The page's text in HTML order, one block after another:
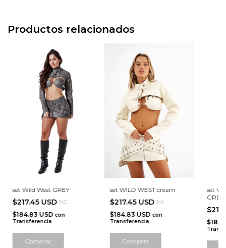
Productos relacionados
set Wild West GREY
$217.45 USD 3x2
$184.83 USD con
Transferencia
Comprar
set WILD WEST cream
$217.45 USD 3x2
$184.83 USD con
Transferencia
Comprar
set